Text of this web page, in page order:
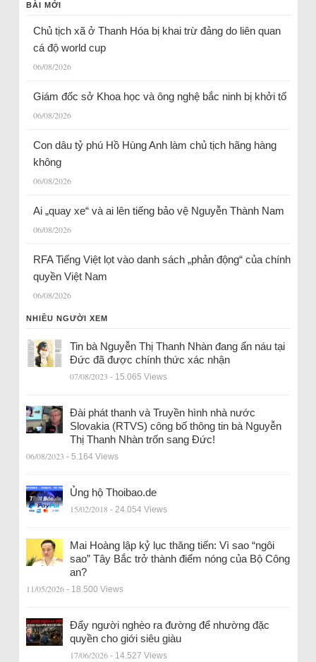
BÀI MỚI
Chủ tịch xã ở Thanh Hóa bị khai trừ đảng do liên quan
cá độ world cup
06/08/2026
Giám đốc sở Khoa học và ông nghệ bắc ninh bị khởi tố
06/08/2026
Con dâu tỷ phú Hồ Hùng Anh làm chủ tịch hãng hàng
không
06/08/2026
Ai „quay xe“ và ai lên tiếng bảo vệ Nguyễn Thành Nam
06/08/2026
RFA Tiếng Việt lọt vào danh sách „phản động“ của chính
quyền Việt Nam
06/08/2026
NHIỀU NGƯỜI XEM
Tin bà Nguyễn Thị Thanh Nhàn đang ẩn náu tại
Đức đã được chính thức xác nhận
07/08/2023 - 15.065 Views
Đài phát thanh và Truyền hình nhà nước
Slovakia (RTVS) công bố thông tin bà Nguyễn
Thị Thanh Nhàn trốn sang Đức!
06/08/2023 - 5.164 Views
Ủng hộ Thoibao.de
15/02/2018 - 24.054 Views
Mai Hoàng lập kỷ lục thăng tiến: Vì sao “ngôi
sao” Tây Bắc trở thành điểm nóng của Bộ Công
an?
11/05/2026 - 18.500 Views
Đẩy người nghèo ra đường để nhường đặc
quyền cho giới siêu giàu
17/06/2026 - 14.527 Views